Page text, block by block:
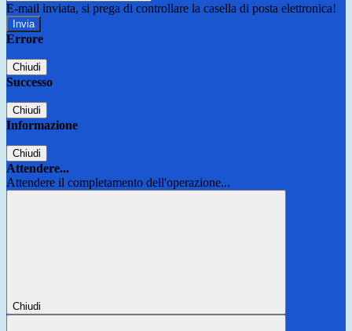
E-mail inviata, si prega di controllare la casella di posta elettronica!
Errore
Chiudi
Successo
Chiudi
Informazione
Chiudi
Attendere...
Attendere il completamento dell'operazione...
Chiudi